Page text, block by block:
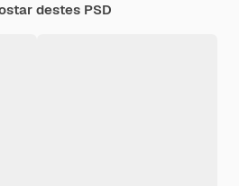
destes PSD